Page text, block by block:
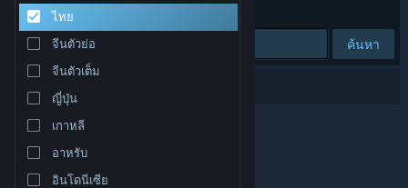
ฝ่ายสนับสนุน
เปลี่ยนภาษา
รับแอป Steam แบบพกพา
ชมเว็บไซต์สำหรับเดสก์ท็อป
ไทย
จีนตัวย่อ
จีนตัวเต็ม
ญี่ปุ่น
เกาหลี
อาหรับ
อินโดนีเซีย
จัดเรียงตาม
ค้นหา